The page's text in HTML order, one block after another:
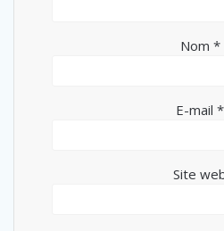
Nom *
E-mail *
Site